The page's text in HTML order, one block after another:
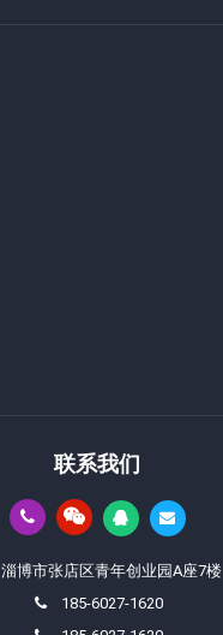
联系我们
淄博市张店区青年创业园A座7楼
185-6027-1620